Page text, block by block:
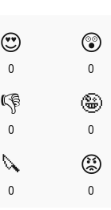
😍
0
😲
0
👎
0
🤪
0
🔪
0
😡
0